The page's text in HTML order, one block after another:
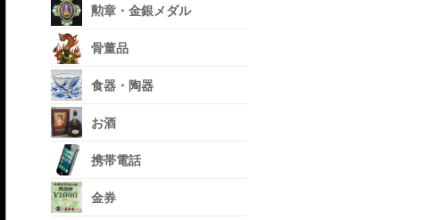
勲章・金銀メダル
骨董品
食器・陶器
お酒
携帯電話
金券